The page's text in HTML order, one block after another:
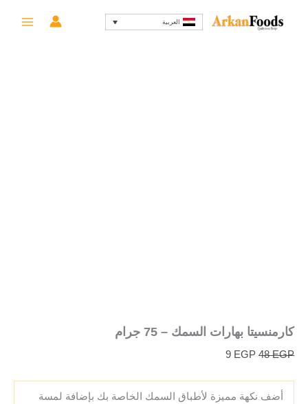
العربية
كارمنسيتا بهارات السمك – 75 جرام
48EGP
الأصلي
9 EGP
الحالي
أضف نكهة مميزة لأطباق السمك الخاصة بك بإضافة لمسة